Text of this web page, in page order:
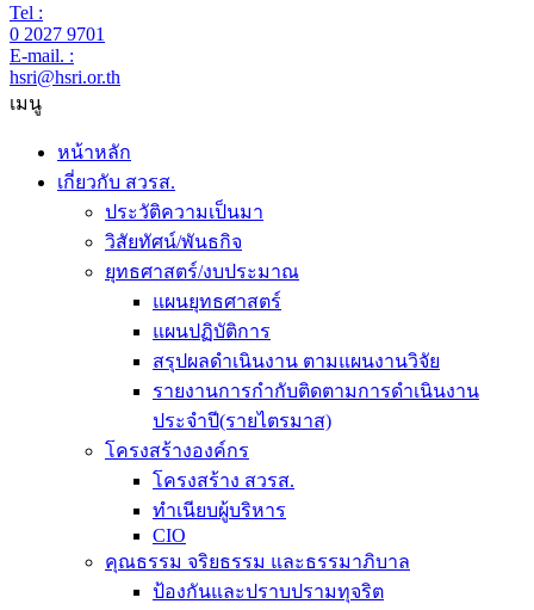
Tel :
0 2027 9701
E-mail. :
hsri@hsri.or.th
เมนู
หน้าหลัก
เกี่ยวกับ สวรส.
ประวัติความเป็นมา
วิสัยทัศน์/พันธกิจ
ยุทธศาสตร์/งบประมาณ
แผนยุทธศาสตร์
แผนปฏิบัติการ
สรุปผลดำเนินงาน ตามแผนงานวิจัย
รายงานการกำกับติดตามการดำเนินงาน
ประจำปี(รายไตรมาส)
โครงสร้างองค์กร
โครงสร้าง สวรส.
ทำเนียบผู้บริหาร
CIO
คุณธรรม จริยธรรม และธรรมาภิบาล
ป้องกันและปราบปรามทุจริต